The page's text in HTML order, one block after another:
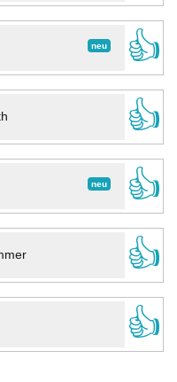
neu
👍
👍
neu
👍
👍
👍